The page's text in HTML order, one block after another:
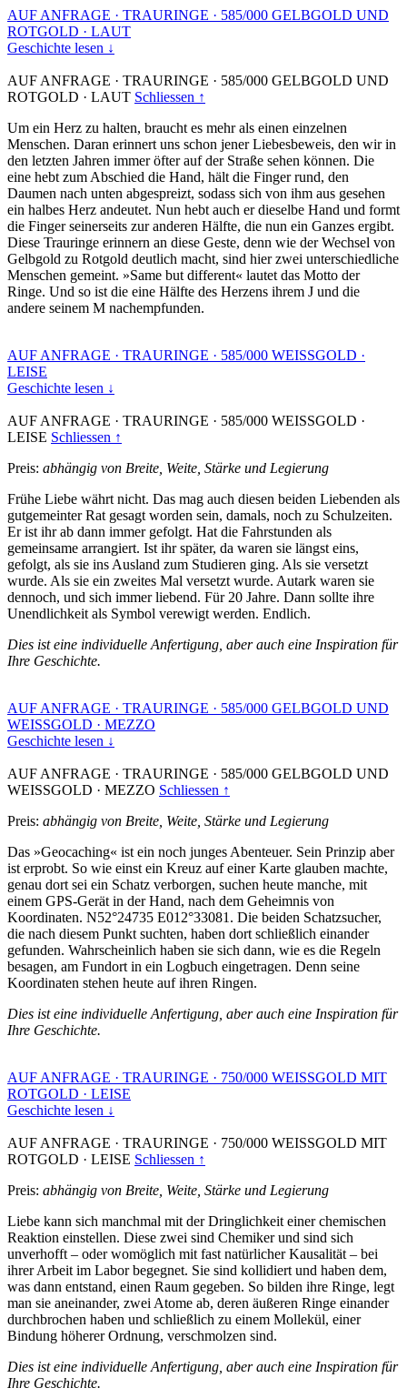
AUF ANFRAGE · TRAURINGE · 585/000 GELBGOLD UND
ROTGOLD · LAUT
Geschichte lesen ↓
AUF ANFRAGE · TRAURINGE · 585/000 GELBGOLD UND
ROTGOLD · LAUT Schliessen ↑
Um ein Herz zu halten, braucht es mehr als einen einzelnen
Menschen. Daran erinnert uns schon jener Liebesbeweis, den wir in
den letzten Jahren immer öfter auf der Straße sehen können. Die
eine hebt zum Abschied die Hand, hält die Finger rund, den
Daumen nach unten abgespreizt, sodass sich von ihm aus gesehen
ein halbes Herz andeutet. Nun hebt auch er dieselbe Hand und formt
die Finger seinerseits zur anderen Hälfte, die nun ein Ganzes ergibt.
Diese Trauringe erinnern an diese Geste, denn wie der Wechsel von
Gelbgold zu Rotgold deutlich macht, sind hier zwei unterschiedliche
Menschen gemeint. »Same but different« lautet das Motto der
Ringe. Und so ist die eine Hälfte des Herzens ihrem J und die
andere seinem M nachempfunden.
AUF ANFRAGE · TRAURINGE · 585/000 WEISSGOLD ·
LEISE
Geschichte lesen ↓
AUF ANFRAGE · TRAURINGE · 585/000 WEISSGOLD ·
LEISE Schliessen ↑
Preis: abhängig von Breite, Weite, Stärke und Legierung
Frühe Liebe währt nicht. Das mag auch diesen beiden Liebenden als
gutgemeinter Rat gesagt worden sein, damals, noch zu Schulzeiten.
Er ist ihr ab dann immer gefolgt. Hat die Fahrstunden als
gemeinsame arrangiert. Ist ihr später, da waren sie längst eins,
gefolgt, als sie ins Ausland zum Studieren ging. Als sie versetzt
wurde. Als sie ein zweites Mal versetzt wurde. Autark waren sie
dennoch, und sich immer liebend. Für 20 Jahre. Dann sollte ihre
Unendlichkeit als Symbol verewigt werden. Endlich.
Dies ist eine individuelle Anfertigung, aber auch eine Inspiration für
Ihre Geschichte.
AUF ANFRAGE · TRAURINGE · 585/000 GELBGOLD UND
WEISSGOLD · MEZZO
Geschichte lesen ↓
AUF ANFRAGE · TRAURINGE · 585/000 GELBGOLD UND
WEISSGOLD · MEZZO Schliessen ↑
Preis: abhängig von Breite, Weite, Stärke und Legierung
Das »Geocaching« ist ein noch junges Abenteuer. Sein Prinzip aber
ist erprobt. So wie einst ein Kreuz auf einer Karte glauben machte,
genau dort sei ein Schatz verborgen, suchen heute manche, mit
einem GPS-Gerät in der Hand, nach dem Geheimnis von
Koordinaten. N52°24735 E012°33081. Die beiden Schatzsucher,
die nach diesem Punkt suchten, haben dort schließlich einander
gefunden. Wahrscheinlich haben sie sich dann, wie es die Regeln
besagen, am Fundort in ein Logbuch eingetragen. Denn seine
Koordinaten stehen heute auf ihren Ringen.
Dies ist eine individuelle Anfertigung, aber auch eine Inspiration für
Ihre Geschichte.
AUF ANFRAGE · TRAURINGE · 750/000 WEISSGOLD MIT
ROTGOLD · LEISE
Geschichte lesen ↓
AUF ANFRAGE · TRAURINGE · 750/000 WEISSGOLD MIT
ROTGOLD · LEISE Schliessen ↑
Preis: abhängig von Breite, Weite, Stärke und Legierung
Liebe kann sich manchmal mit der Dringlichkeit einer chemischen
Reaktion einstellen. Diese zwei sind Chemiker und sind sich
unverhofft – oder womöglich mit fast natürlicher Kausalität – bei
ihrer Arbeit im Labor begegnet. Sie sind kollidiert und haben dem,
was dann entstand, einen Raum gegeben. So bilden ihre Ringe, legt
man sie aneinander, zwei Atome ab, deren äußeren Ringe einander
durchbrochen haben und schließlich zu einem Mollekül, einer
Bindung höherer Ordnung, verschmolzen sind.
Dies ist eine individuelle Anfertigung, aber auch eine Inspiration für
Ihre Geschichte.